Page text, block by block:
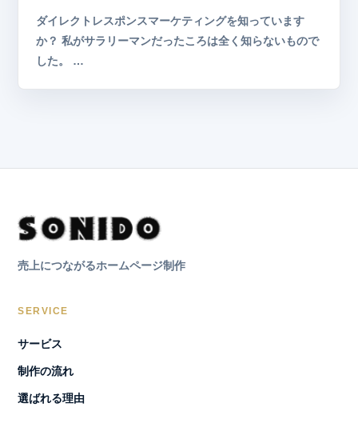
ダイレクトレスポンスマーケティングを知っています
か？ 私がサラリーマンだったころは全く知らないもので
した。 …
売上につながるホームページ制作
SERVICE
サービス
制作の流れ
選ばれる理由